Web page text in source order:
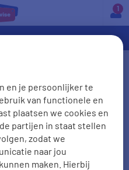
en je persoonlijker te
van functionele en
plaatsen we cookies en
partijen in staat stellen
zodat we
naar jou
maken. Hierbij
a
en de
in